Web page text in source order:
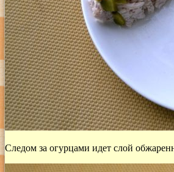
Следом за огурцами идет слой